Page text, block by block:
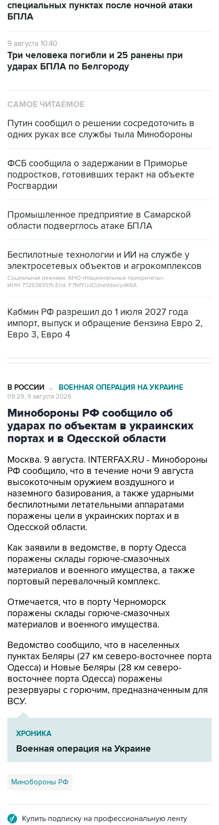
специальных пунктах после ночной атаки
БПЛА
9 августа 10:40
Три человека погибли и 25 ранены при
ударах БПЛА по Белгороду
САМОЕ ЧИТАЕМОЕ
Путин сообщил о решении сосредоточить в
одних руках все службы тыла Минобороны
ФСБ сообщила о задержании в Приморье
подростков, готовивших теракт на объекте
Росгвардии
Промышленное предприятие в Самарской
области подверглось атаке БПЛА
Беспилотные технологии и ИИ на службе у
электросетевых объектов и агрокомплексов
Социальная реклама, АНО «Национальные приоритеты».
ИНН 7725383515 Erid: F7NfYUJCUneVdwcydK6A
Кабмин РФ разрешил до 1 июля 2027 года
импорт, выпуск и обращение бензина Евро 2,
Евро 3, Евро 4
В РОССИИ → ВОЕННАЯ ОПЕРАЦИЯ НА УКРАИНЕ
09:29, 9 августа 2026
Минобороны РФ сообщило об
ударах по объектам в украинских
портах и в Одесской области
Москва. 9 августа. INTERFAX.RU - Минобороны
РФ сообщило, что в течение ночи 9 августа
высокоточным оружием воздушного и
наземного базирования, а также ударными
беспилотными летательными аппаратами
поражены цели в украинских портах и в
Одесской области.
Как заявили в ведомстве, в порту Одесса
поражены склады горюче-смазочных
материалов и военного имущества, а также
портовый перевалочный комплекс.
Отмечается, что в порту Черноморск
поражены склады горюче-смазочных
материалов и военного имущества.
Ведомство сообщило, что в населенных
пунктах Беляры (27 км северо-восточнее порта
Одесса) и Новые Беляры (28 км северо-
восточнее порта Одесса) поражены
резервуары с горючим, предназначенным для
ВСУ.
ХРОНИКА
Военная операция на Украине
Минобороны РФ
Купить подписку на профессиональную ленту